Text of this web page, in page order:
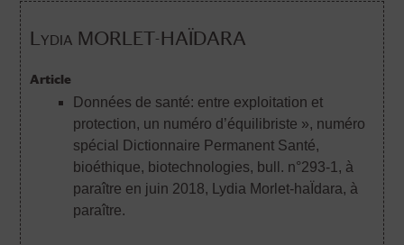
Lydia MORLET-HAÏDARA
Article
Données de santé: entre exploitation et
protection, un numéro d’équilibriste », numéro
spécial Dictionnaire Permanent Santé,
bioéthique, biotechnologies, bull. n°293-1, à
paraître en juin 2018, Lydia Morlet-haÏdara, à
paraître.